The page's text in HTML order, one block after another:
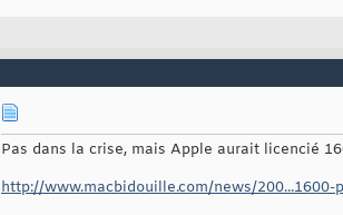
Pas dans la crise, mais Apple aurait licencié
http://www.macbidouille.com/news/200...1600-